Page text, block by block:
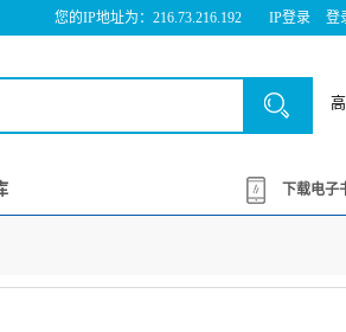
您的IP地址为：216.73.216.192 IP登录 登
下载电